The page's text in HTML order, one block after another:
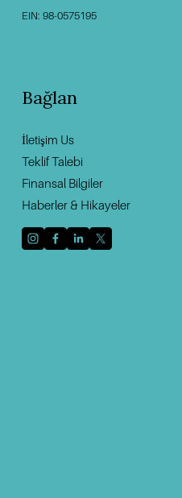
EIN: 98-0575195
Bağlan
İletişim Us
Teklif Talebi
Finansal Bilgiler
Haberler & Hikayeler